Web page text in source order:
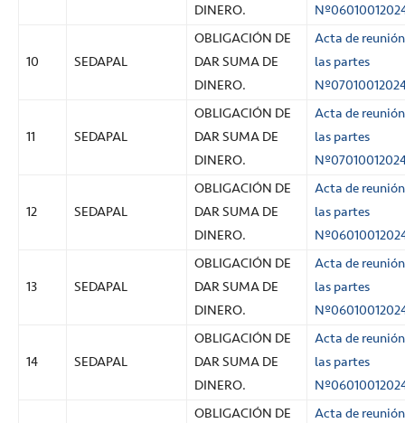
DINERO.
10 SEDAPAL
OBLIGACIÓN DE
DAR SUMA DE
DINERO.
Acta de
las partes
11 SEDAPAL
OBLIGACIÓN DE
DAR SUMA DE
DINERO.
Acta de
las partes
12 SEDAPAL
OBLIGACIÓN DE
DAR SUMA DE
DINERO.
Acta de
las partes
13 SEDAPAL
OBLIGACIÓN DE
DAR SUMA DE
DINERO.
Acta de
las partes
14 SEDAPAL
OBLIGACIÓN DE
DAR SUMA DE
DINERO.
Acta de
las partes
OBLIGACIÓN DE
Acta de